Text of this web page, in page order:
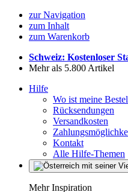
zur Navigation
zum Inhalt
zum Warenkorb
Schweiz: Kostenloser
Mehr als 5.800 Artikel
Hilfe
Wo ist meine
Rücksendungen
Versandkosten
Kontakt
Alle Hilfe-Themen
Mehr Inspiration